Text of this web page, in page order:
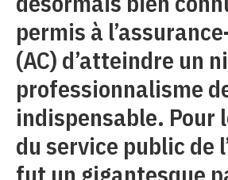
permis à
(AC) d’atteindre un
professionnalisme
indispensable. Pour
du service public de